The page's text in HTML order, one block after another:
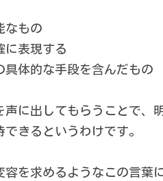
なもの
に表現する
具体的な手段を含んだもの
声に出してもらうことで、
きるというわけです。
容を求めるようなこの言葉